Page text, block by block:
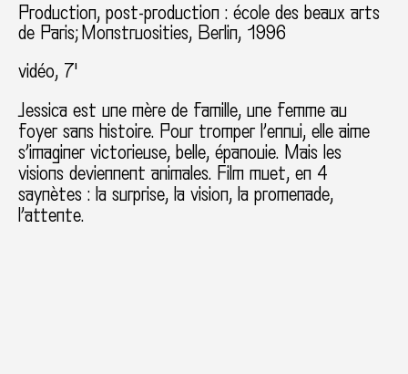
Production, post-production : école des beaux arts
de Paris; Monstruosities, Berlin, 1996
vidéo, 7'
Jessica est une mère de famille, une femme au
foyer sans histoire. Pour tromper l’ennui, elle aime
s’imaginer victorieuse, belle, épanouie. Mais les
visions deviennent animales. Film muet, en 4
saynètes : la surprise, la vision, la promenade,
l’attente.